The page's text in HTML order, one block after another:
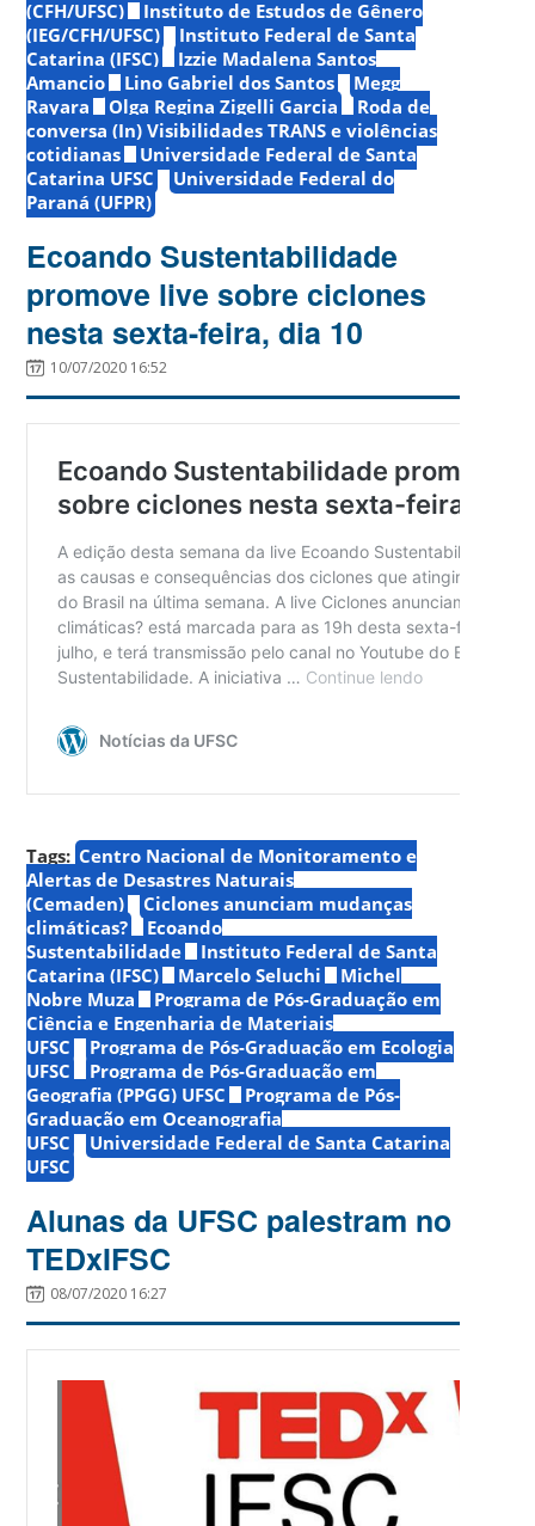
(CFH/UFSC)
Instituto de Estudos de Gênero
(IEG/CFH/UFSC)
Instituto Federal de Santa
Catarina (IFSC)
Izzie Madalena Santos
Amancio
Lino Gabriel dos Santos
Megg
Rayara
Olga Regina Zigelli Garcia
Roda de
conversa (In) Visibilidades TRANS e violências
cotidianas
Universidade Federal de Santa
Catarina UFSC
Universidade Federal do
Paraná (UFPR)
Ecoando Sustentabilidade
promove live sobre ciclones
nesta sexta-feira, dia 10
10/07/2020 16:52
Tags: Centro Nacional de Monitoramento e
Alertas de Desastres Naturais
(Cemaden)
Ciclones anunciam mudanças
climáticas?
Ecoando
Sustentabilidade
Instituto Federal de Santa
Catarina (IFSC)
Marcelo Seluchi
Michel
Nobre Muza
Programa de Pós-Graduação em
Ciência e Engenharia de Materiais
UFSC
Programa de Pós-Graduação em Ecologia
UFSC
Programa de Pós-Graduação em
Geografia (PPGG) UFSC
Programa de Pós-
Graduação em Oceanografia
UFSC
Universidade Federal de Santa Catarina
UFSC
Alunas da UFSC palestram no
TEDxIFSC
08/07/2020 16:27